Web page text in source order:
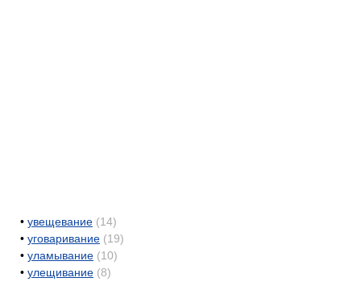
• увещевание (14)
• уговаривание (19)
• уламывание (10)
• улещивание (8)